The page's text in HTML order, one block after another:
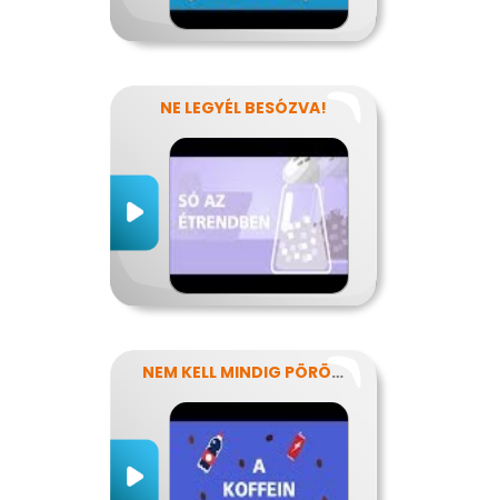
NE LEGYÉL BESÓZVA!
NEM KELL MINDIG PÖRÖGNI